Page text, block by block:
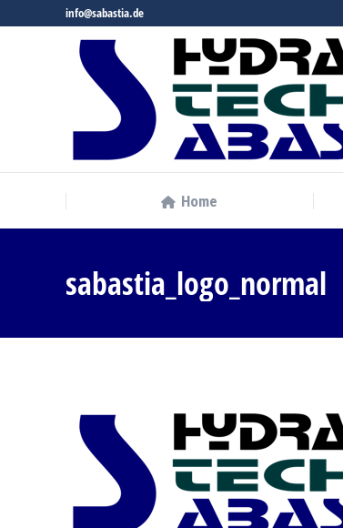
info@sabastia.de
Home
sabastia_logo_normal
Home